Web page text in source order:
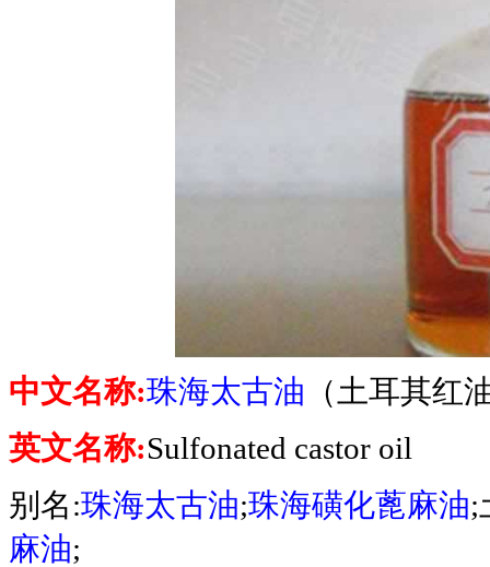
中文名称:珠海太古油 （土耳其红
英文名称:Sulfonated castor oil
别名:珠海太古油;珠海磺化蓖麻油;
麻油;